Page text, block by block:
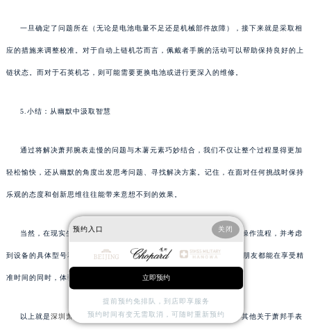
一旦确定了问题所在（无论是电池电量不足还是机械部件故障），接下来就是采取相
应的措施来调整校准。对于自动上链机芯而言，佩戴者手腕的活动可以帮助保持良好的上
链状态。而对于石英机芯，则可能需要更换电池或进行更深入的维修。
5.小结：从幽默中汲取智慧
通过将解决萧邦腕表走慢的问题与木薯元素巧妙结合，我们不仅让整个过程显得更加
轻松愉快，还从幽默的角度出发思考问题、寻找解决方案。记住，在面对任何挑战时保持
乐观的态度和创新思维往往能带来意想不到的效果。
当然，在现实生活中解决这类问题时，请务必遵循专业指南和标准操作流程，并考虑
到设备的具体型号和制造商提供的维护建议。希望每位拥有萧邦腕表的朋友都能在享受精
准时间的同时，体验到探索与解决问题的乐趣！
以上就是深圳萧邦保养服务中心为您分享的精彩内容。如果您还有其他关于萧邦手表
预约入口 关闭
立即预约
提前预约免排队，到店即享服务
预约时间有变无需取消，可随时重新预约